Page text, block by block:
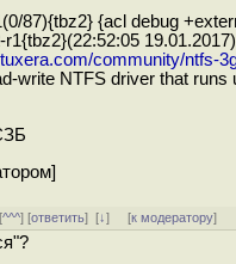
{acl debug
community/ntfs-
NTFS driver that runs
^^^] [ответить][↓] [к модератору]